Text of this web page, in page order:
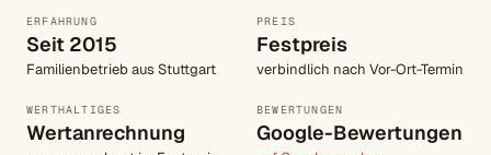
ERFAHRUNG
Seit 2015
Familienbetrieb aus Stuttgart
PREIS
Festpreis
verbindlich nach Vor-Ort-Termin
WERTHALTIGES
Wertanrechnung
BEWERTUNGEN
Google-Bewertungen